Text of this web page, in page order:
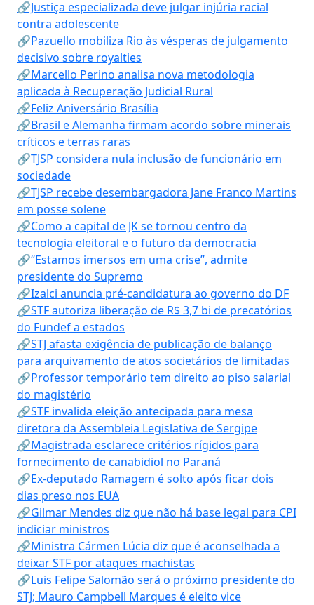
🔗Justiça especializada deve julgar injúria racial
contra adolescente
🔗Pazuello mobiliza Rio às vésperas de julgamento
decisivo sobre royalties
🔗Marcello Perino analisa nova metodologia
aplicada à Recuperação Judicial Rural
🔗Feliz Aniversário Brasília
🔗Brasil e Alemanha firmam acordo sobre minerais
críticos e terras raras
🔗TJSP considera nula inclusão de funcionário em
sociedade
🔗TJSP recebe desembargadora Jane Franco Martins
em posse solene
🔗Como a capital de JK se tornou centro da
tecnologia eleitoral e o futuro da democracia
🔗“Estamos imersos em uma crise”, admite
presidente do Supremo
🔗Izalci anuncia pré-candidatura ao governo do DF
🔗STF autoriza liberação de R$ 3,7 bi de precatórios
do Fundef a estados
🔗STJ afasta exigência de publicação de balanço
para arquivamento de atos societários de limitadas
🔗Professor temporário tem direito ao piso salarial
do magistério
🔗STF invalida eleição antecipada para mesa
diretora da Assembleia Legislativa de Sergipe
🔗Magistrada esclarece critérios rígidos para
fornecimento de canabidiol no Paraná
🔗Ex-deputado Ramagem é solto após ficar dois
dias preso nos EUA
🔗Gilmar Mendes diz que não há base legal para CPI
indiciar ministros
🔗Ministra Cármen Lúcia diz que é aconselhada a
deixar STF por ataques machistas
🔗Luis Felipe Salomão será o próximo presidente do
STJ; Mauro Campbell Marques é eleito vice